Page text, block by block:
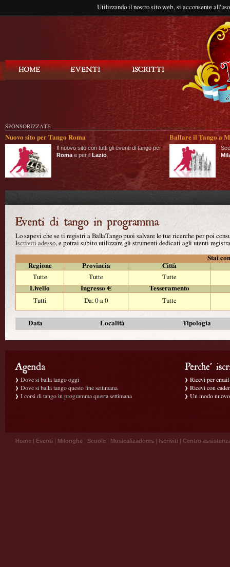
Utilizzando il nostro sito web, si acconsente
SPONSORIZZATE
Nuovo sito per Tango Roma
Il nuovo sito con tutti gli eventi di tango per
Roma e per il Lazio
Ballare il Tango a
Lo sapevi che se ti registri a BallaTango puoi salvare le tue ricerche per poi
Iscriviti adesso, e potrai subito utilizzare gli strumenti dedicati agli utenti
Stai
Regione
Provincia
Città
Tutte
Tutte
Tutte
Livello
Ingresso €
Tesseramento
Tutti
Da: 0 a 0 Tutte
Data Località Tipologia
Dove si balla tango oggi
Dove si balla tango questo fine settimana
I corsi di tango in programma questa settimana
Ricevi per
Ricevi con
Un modo
Home | Eventi | Milonghe | Scuole | Musicalizadores | Iscriviti | Centro